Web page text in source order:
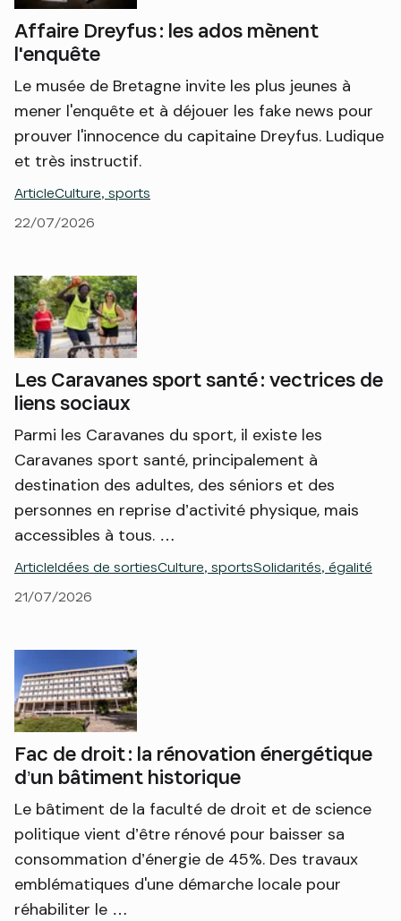
Affaire Dreyfus : les ados mènent
l'enquête
Le musée de Bretagne invite les plus jeunes à
mener l'enquête et à déjouer les fake news pour
prouver l'innocence du capitaine Dreyfus. Ludique
et très instructif.
ArticleCulture, sports
22/07/2026
Les Caravanes sport santé : vectrices de
liens sociaux
Parmi les Caravanes du sport, il existe les
Caravanes sport santé, principalement à
destination des adultes, des séniors et des
personnes en reprise d’activité physique, mais
accessibles à tous. …
ArticleIdées de sortiesCulture, sportsSolidarités, égalité
21/07/2026
Fac de droit : la rénovation énergétique
d’un bâtiment historique
Le bâtiment de la faculté de droit et de science
politique vient d’être rénové pour baisser sa
consommation d’énergie de 45%. Des travaux
emblématiques d'une démarche locale pour
réhabiliter le …